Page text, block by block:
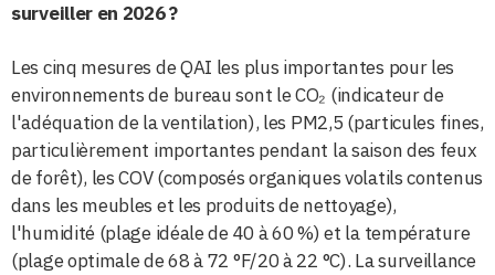
surveiller en 2026 ?
Les cinq mesures de QAI les plus importantes pour les
environnements de bureau sont le CO₂ (indicateur de
l'adéquation de la ventilation), les PM2,5 (particules fines,
particulièrement importantes pendant la saison des feux
de forêt), les COV (composés organiques volatils contenus
dans les meubles et les produits de nettoyage),
l'humidité (plage idéale de 40 à 60 %) et la température
(plage optimale de 68 à 72 °F/20 à 22 °C). La surveillance